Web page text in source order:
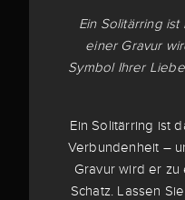
Ein Solitärring
einer Gravur
Symbol Ihrer
Ein Solitärring ist
Verbundenheit –
Gravur wird er zu
Schatz. Lassen